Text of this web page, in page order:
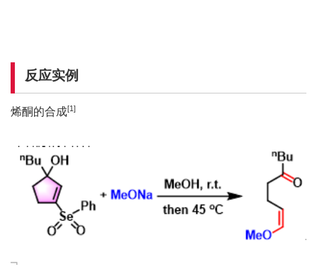
反应实例
烯酮的合成[1]